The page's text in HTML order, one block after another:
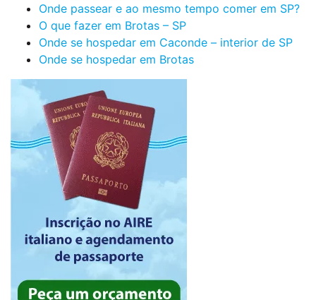
Onde passear e ao mesmo tempo comer em SP?
O que fazer em Brotas – SP
Onde se hospedar em Caconde – interior de SP
Onde se hospedar em Brotas